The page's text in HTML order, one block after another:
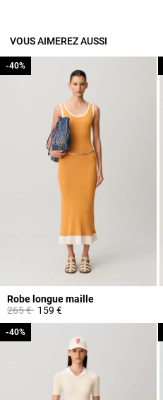
VOUS AIMEREZ AUSSI
Robe longue maille
Prix réduit à partir de
265 €à
-40%
159 €
-40%
-40%
-40%